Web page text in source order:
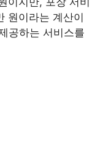
원이라는 계산이
공하는 서비스를